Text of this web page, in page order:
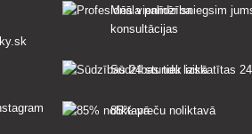
Mēs vienmēr sniegsim
konsultācijas
Sūdzības tiek izskatītas
85% preču noliktavā